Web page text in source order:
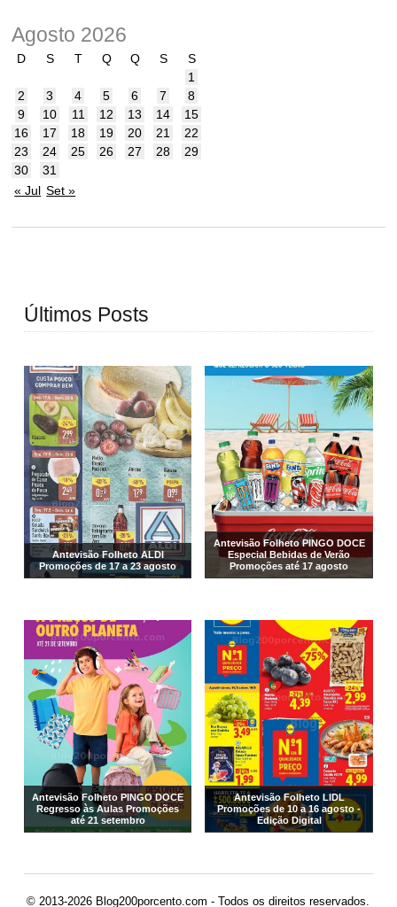
Agosto 2026
D S T Q Q S
S
1
2
3 4 5 6 7
8
9
10 11 12 13 14
15
16
17 18 19 20 21
22
23
24 25 26 27 28
29
30
31
« Jul Set »
Últimos Posts
Antevisão Folheto ALDI
Promoções de 17 a 23 agosto
Antevisão Folheto PINGO DOCE
Especial Bebidas de Verão
Promoções até 17 agosto
Antevisão Folheto PINGO DOCE
Regresso às Aulas Promoções
até 21 setembro
Antevisão Folheto LIDL
Promoções de 10 a 16 agosto -
Edição Digital
© 2013-2026 Blog200porcento.com - Todos os direitos reservados.